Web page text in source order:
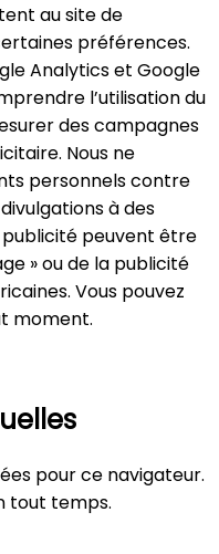
au site de
préférences.
Analytics et Google
l’utilisation du
des campagnes
Nous ne
personnels contre
à des
publicité peuvent être
» ou de la publicité
Vous pouvez
moment.
pour ce navigateur.
tout temps.